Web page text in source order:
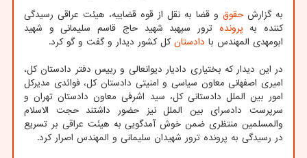
به گزارش حقوق و قضا به نقل از قوه قضاییه، هیئت عراقی رسیدگی
کننده به پرونده ترور سپهبد شهید حاج قاسم سلیمانی و شهید
ابومهدی المهندس با دادستان کل کشور دیدار و گفت و گو کرد.
در این دیدار که بختیاری دادیار دیوانعالی و رییس دفتر دادستان کل،
امیری اصفهانی معاون سیاسی و امنیتی دادستان کل، فوائدی مدیرکل
امور بین الملل دادستانی کل، سید اشرفی معاون دادستان تهران و
سرپرست دادسرای بین الملل نیز حضور داشتند حجت الاسلام
والمسلمین منتظری ضمن خوش آمدگویی به هیئت عراقی بر تسریع
در رسیدگی به پرونده ترور شهیدان سلیمانی و المهندس اصرار کرد.